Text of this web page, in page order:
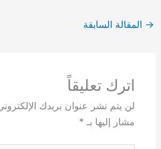
→ المقالة السابقة
اترك تعليقاً
لن يتم نشر عنوان بريدك
مشار إليها بـ *